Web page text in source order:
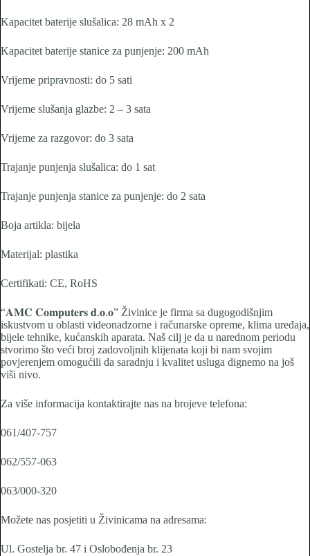
Kapacitet baterije slušalica: 28 mAh x 2
Kapacitet baterije stanice za punjenje: 200 mAh
Vrijeme pripravnosti: do 5 sati
Vrijeme slušanja glazbe: 2 – 3 sata
Vrijeme za razgovor: do 3 sata
Trajanje punjenja slušalica: do 1 sat
Trajanje punjenja stanice za punjenje: do 2 sata
Boja artikla: bijela
Materijal: plastika
Certifikati: CE, RoHS
“𝐀𝐌𝐂 𝐂𝐨𝐦𝐩𝐮𝐭𝐞𝐫𝐬 𝐝.𝐨.𝐨” Živinice je firma sa dugogodišnjim
iskustvom u oblasti videonadzorne i računarske opreme, klima uređaja,
bijele tehnike, kućanskih aparata. Naš cilj je da u narednom periodu
stvorimo što veći broj zadovoljnih klijenata koji bi nam svojim
povjerenjem omogućili da saradnju i kvalitet usluga dignemo na još
viši nivo.
Za više informacija kontaktirajte nas na brojeve telefona:
061/407-757
062/557-063
063/000-320
Možete nas posjetiti u Živinicama na adresama:
Ul. Gostelja br. 47 i Oslobođenja br. 23